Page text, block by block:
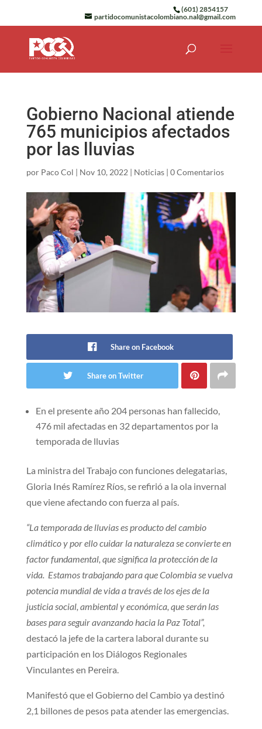
(601) 2854157
partidocomunistacolombiano.nal@gmail.com
Gobierno Nacional atiende
765 municipios afectados
por las lluvias
por Paco Col | Nov 10, 2022 | Noticias| 0 Comentarios
Share on Facebook
Share on Twitter
En el presente año 204 personas han fallecido,
476 mil afectadas en 32 departamentos por la
temporada de lluvias
La ministra del Trabajo con funciones delegatarias,
Gloria Inés Ramírez Ríos, se refirió a la ola invernal
que viene afectando con fuerza al país.
“La temporada de lluvias es producto del cambio
climático y por ello cuidar la naturaleza se convierte en
factor fundamental, que significa la protección de la
vida. Estamos trabajando para que Colombia se vuelva
potencia mundial de vida a través de los ejes de la
justicia social, ambiental y económica, que serán las
bases para seguir avanzando hacia la Paz Total”,
destacó la jefe de la cartera laboral durante su
participación en los Diálogos Regionales
Vinculantes en Pereira.
Manifestó que el Gobierno del Cambio ya destinó
2,1 billones de pesos pata atender las emergencias.